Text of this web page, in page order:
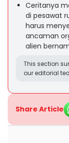
Ceritanya
di pesawat
harus
ancaman
alien
This section
our editorial
Share Article